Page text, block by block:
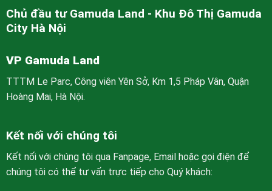
Chủ đầu tư Gamuda Land - Khu Đô Thị Gamuda
City Hà Nội
VP Gamuda Land
TTTM Le Parc, Công viên Yên Sở, Km 1,5 Pháp Vân, Quận
Hoàng Mai, Hà Nội.
Kết nối với chúng tôi
Kết nối với chúng tôi qua Fanpage, Email hoặc gọi điện để
chúng tôi có thể tư vấn trực tiếp cho Quý khách: